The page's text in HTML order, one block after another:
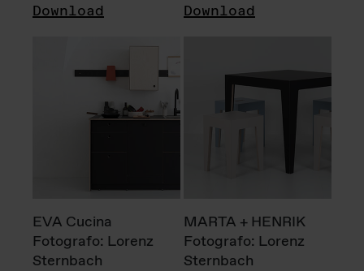
Download Download
EVA Cucina
Fotografo: Lorenz
Sternbach
MARTA + HENRIK
Fotografo: Lorenz
Sternbach